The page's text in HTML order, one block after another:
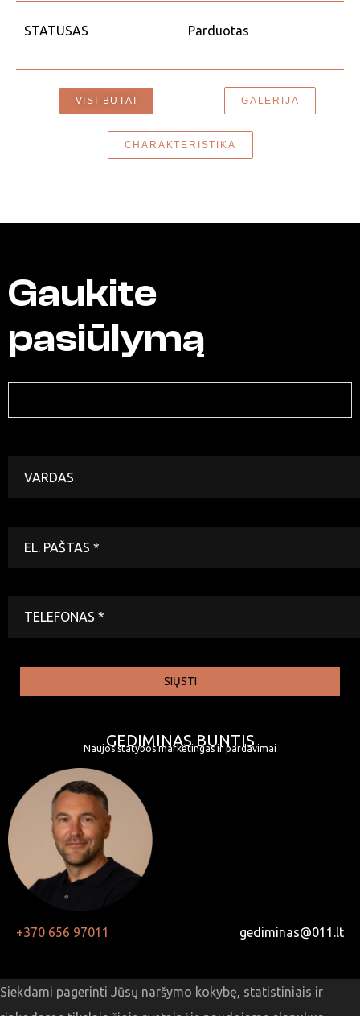
STATUSAS Parduotas
VISI BUTAI GALERIJA
CHARAKTERISTIKA
Gaukite
pasiūlymą
SIŲSTI
GEDIMINAS BUNTIS
Naujos statybos marketingas ir pardavimai
+370 656 97011 gediminas@011.lt
Siekdami pagerinti Jūsų naršymo kokybę, statistiniais ir